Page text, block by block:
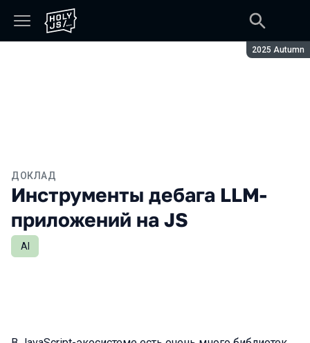
Сезон:
2025 Autumn
ДОКЛАД
Инструменты дебага LLM-
приложений на JS
AI